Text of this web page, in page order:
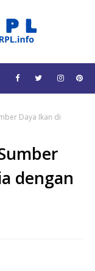
Daya Ikan di
dengan